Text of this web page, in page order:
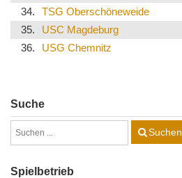
34.
TSG Oberschöneweide
35.
USC Magdeburg
36.
USG Chemnitz
Suche
Suchen
Spielbetrieb